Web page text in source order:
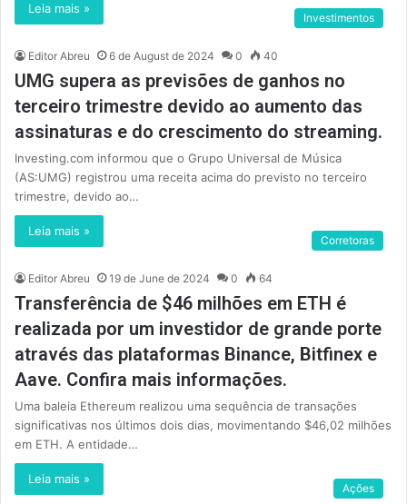
Leia mais »
Investimentos
Editor Abreu 6 de August de 2024 0 40
UMG supera as previsões de ganhos no
terceiro trimestre devido ao aumento das
assinaturas e do crescimento do streaming.
Investing.com informou que o Grupo Universal de Música
(AS:UMG) registrou uma receita acima do previsto no terceiro
trimestre, devido ao…
Leia mais »
Corretoras
Editor Abreu 19 de June de 2024 0 64
Transferência de $46 milhões em ETH é
realizada por um investidor de grande porte
através das plataformas Binance, Bitfinex e
Aave. Confira mais informações.
Uma baleia Ethereum realizou uma sequência de transações
significativas nos últimos dois dias, movimentando $46,02 milhões
em ETH. A entidade…
Leia mais »
Ações